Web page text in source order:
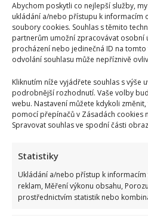
Abychom poskytli co nejlepší služby,
ukládání a/nebo přístupu k informacím
soubory cookies. Souhlas s těmito
partnerům umožní zpracovávat osobní
procházení nebo jedinečná ID na
odvolání souhlasu může nepříznivě
Kliknutím níže vyjádřete souhlas s výše
podrobnější rozhodnutí. Vaše volby
webu. Nastavení můžete kdykoli
pomocí přepínačů v Zásadách cookies
Spravovat souhlas ve spodní části
Statistiky
Ukládání a/nebo přístup k informacím
reklam, Měření výkonu obsahu,
prostřednictvím statistik nebo